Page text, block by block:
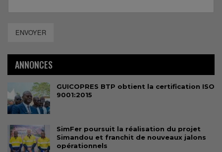
ENVOYER
ANNONCES
GUICOPRES BTP obtient la certification ISO
9001:2015
SimFer poursuit la réalisation du projet
Simandou et franchit de nouveaux jalons
opérationnels